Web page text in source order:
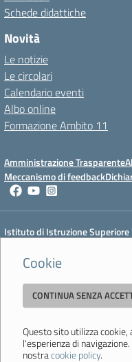
Cookie
CONTINUA SENZA
Questo sito utilizza
l'esperienza di
nostracookie policy.
Schede didattiche
Novità
Le notizie
Le circolari
Calendario eventi
Albo online
Formazione Ambito 11
Amministrazione Trasparente
Meccanismo di feedback
Istituto di Istruzione Superiore
764354 - Email:
mois00200c@pec.istruzione.it
Codice meccanografico: